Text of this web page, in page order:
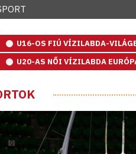
U16-OS FIÚ VÍZILABDA-
U20-AS NŐI VÍZILABDA